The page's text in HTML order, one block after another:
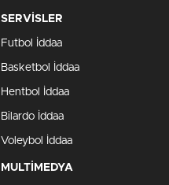
SERVİSLER
Futbol İddaa
Basketbol İddaa
Hentbol İddaa
Bilardo İddaa
Voleybol İddaa
MULTİMEDYA